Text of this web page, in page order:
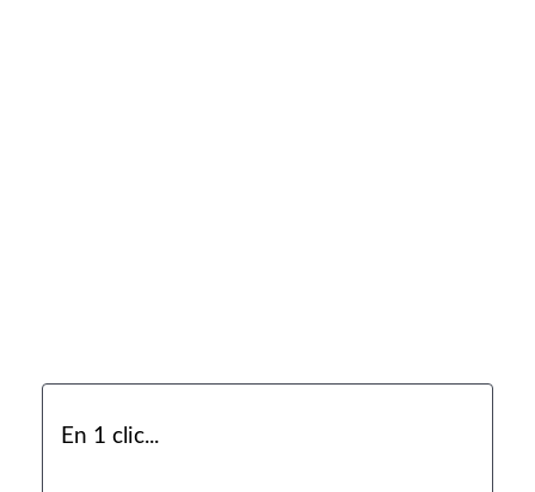
En 1 clic...